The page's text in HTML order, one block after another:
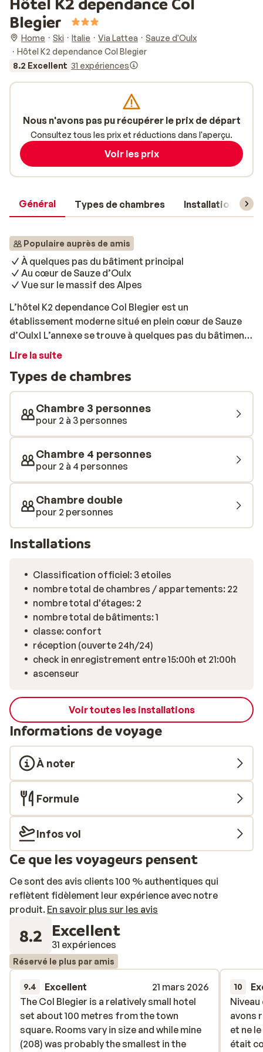
Blegier
Home Ski Italie Via Lattea
Sauze d'Oulx
Hôtel K2 dependance Col Blegier
8.2 Excellent 31 expériences
Général Types de chambres Installations
Populaire auprès de amis
À quelques pas du bâtiment principal
Au cœur de Sauze d’Oulx
Vue sur le massif des Alpes
L’hôtel K2 dependance Col Blegier est un
établissement moderne situé en plein cœur de Sauze
d’Oulx! L’annexe se trouve à quelques pas du bâtiment
principal. Entouré par les superbes paysages alpins,
sous le signe du plaisir et de la neige! Les chambres,
simples mais confortables, disposent toutes d’une
agréable salle de bain privative. Autre atout
sympathique: le bar de l’hôtel K2, parfait pour terminer
la journée en toute convivialité après une bonne session
sur les pistes, dont l’arrêt de la navette se trouve à
proximité de l’hôtel.
Lire la suite
Types de chambres
Chambre 3 personnes
pour 2 à 3 personnes
Chambre 4 personnes
pour 2 à 4 personnes
Chambre double
pour 2 personnes
Installations
Classification officiel: 3 etoiles
nombre total de chambres / appartements: 22
nombre total d'étages: 2
nombre total de bâtiments: 1
classe: confort
réception (ouverte 24h/24)
check in enregistrement entre 15:00h et 21:00h
ascenseur
Voir toutes les installations
Informations de voyage
À noter
Formule
Infos vol
Ce que les voyageurs pensent
Ce sont des avis clients 100 % authentiques qui
reflètent fidèlement leur expérience avec notre
produit. En savoir plus sur les avis
8.2 Excellent
31 expériences
Réservé le plus par amis
9.4 Excellent
21 mars 2026
The Col Blegier is a relatively small hotel
set about 100 metres from the town
square. Rooms vary in size and while mine
(208) was probably the smallest in the
The Col Blegier is a relatively small hotel
set about 100 metres from the town
square. Rooms vary in size and while mine
(208) was probably the smallest in the
10
Niveau
avons
et ne
était
Niveau
avons
et ne
était
Nous n'avons pas pu récupérer le prix de départ
Consultez tous les prix et réductions dans l'aperçu.
Voir les prix